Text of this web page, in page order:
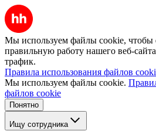
Мы используем файлы cookie, чтобы
правильную работу нашего веб-
трафик.
Правила использования файлов
Мы используем файлы cookie.
файлов cookie
Понятно
Ищу сотрудника